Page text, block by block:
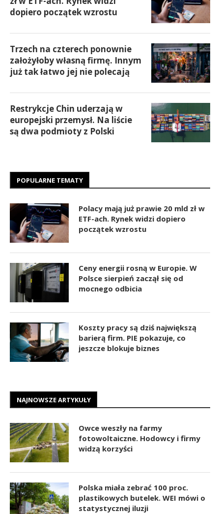
dopiero początek wzrostu
Trzech na czterech ponownie
założyłoby własną firmę. Innym
już tak łatwo jej nie polecają
Restrykcje Chin uderzają w
europejski przemysł. Na liście
są dwa podmioty z Polski
POPULARNE TEMATY
Polacy mają już prawie 20 mld zł w
ETF-ach. Rynek widzi dopiero
początek wzrostu
Ceny energii rosną w Europie. W
Polsce sierpień zaczął się od
mocnego odbicia
Koszty pracy są dziś największą
barierą firm. PIE pokazuje, co
jeszcze blokuje biznes
NAJNOWSZE ARTYKUŁY
Owce weszły na farmy
fotowoltaiczne. Hodowcy i firmy
widzą korzyści
Polska miała zebrać 100 proc.
plastikowych butelek. WEI mówi o
statystycznej iluzji